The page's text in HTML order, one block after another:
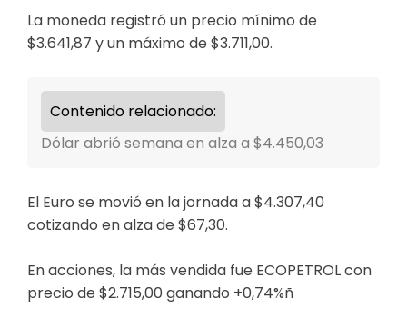
La moneda registró un precio mínimo de
$3.641,87 y un máximo de $3.711,00.
Contenido relacionado:
Dólar abrió semana en alza a $4.450,03
El Euro se movió en la jornada a $4.307,40
cotizando en alza de $67,30.
En acciones, la más vendida fue ECOPETROL con
precio de $2.715,00 ganando +0,74%ñ